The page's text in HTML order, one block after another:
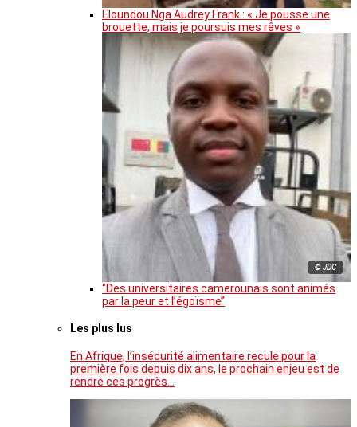
Eloundou Nga Audrey Frank : « Je pousse une
brouette, mais je poursuis mes rêves »
© JDC
‘’Des universitaires camerounais sont animés
par la peur et l’égoïsme’’
Les plus lus
En Afrique, l’insécurité alimentaire recule pour la
première fois depuis dix ans, le prochain enjeu est de
rendre ces progrès…